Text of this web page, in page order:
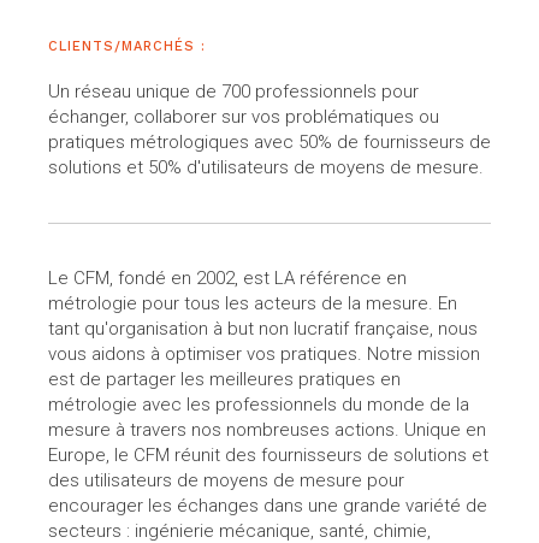
CLIENTS/MARCHÉS :
Un réseau unique de 700 professionnels pour
échanger, collaborer sur vos problématiques ou
pratiques métrologiques avec 50% de fournisseurs de
solutions et 50% d'utilisateurs de moyens de mesure.
Le CFM, fondé en 2002, est LA référence en
métrologie pour tous les acteurs de la mesure. En
tant qu'organisation à but non lucratif française, nous
vous aidons à optimiser vos pratiques. Notre mission
est de partager les meilleures pratiques en
métrologie avec les professionnels du monde de la
mesure à travers nos nombreuses actions. Unique en
Europe, le CFM réunit des fournisseurs de solutions et
des utilisateurs de moyens de mesure pour
encourager les échanges dans une grande variété de
secteurs : ingénierie mécanique, santé, chimie,